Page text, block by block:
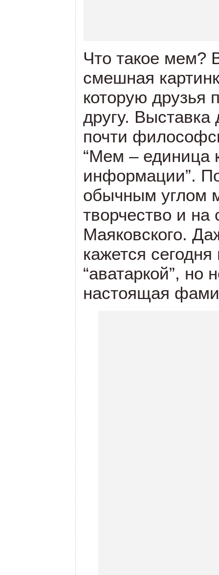
Что такое мем?
смешная
которую друзья
другу. Выставка
почти
“Мем – единица
информации”.
обычным углом
творчество и на
Маяковского.
кажется
“аватаркой”, но
настоящая